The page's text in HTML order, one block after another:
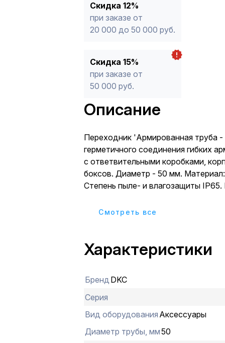
Скидка 12%
при заказе от
20 000 до 50 000 руб.
Скидка 15%
при заказе от
50 000 руб.
Описание
Переходник 'Армированная труба -
герметичного соединения гибких
с ответвительными коробками,
боксов. Диаметр - 50 мм. Материал: полипропилен.
Степень пыле- и влагозащиты
при широком диапазоне
Cмотреть все
Характеристики
Бренд DKC
Серия
Вид оборудования Аксессуары
Диаметр трубы, мм50